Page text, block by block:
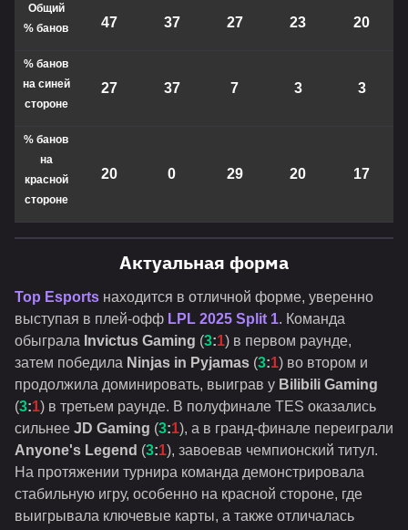
Общий
% банов 47 37 27 23 20
% банов
на синей
стороне
27 37 7 3 3
% банов
на
красной
стороне
20 0 29 20 17
Актуальная форма
Top Esports находится в отличной форме, уверенно
выступая в плей-офф LPL 2025 Split 1. Команда
обыграла Invictus Gaming (3:1) в первом раунде,
затем победила Ninjas in Pyjamas (3:1) во втором и
продолжила доминировать, выиграв у Bilibili Gaming
(3:1) в третьем раунде. В полуфинале TES оказались
сильнее JD Gaming (3:1), а в гранд-финале переиграли
Anyone's Legend (3:1), завоевав чемпионский титул.
На протяжении турнира команда демонстрировала
стабильную игру, особенно на красной стороне, где
выигрывала ключевые карты, а также отличалась